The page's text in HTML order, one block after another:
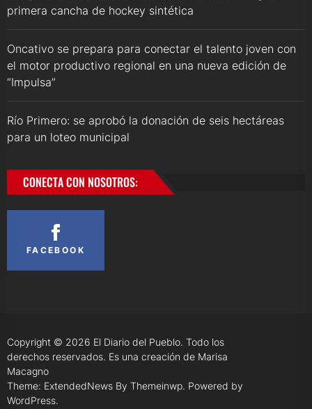
primera cancha de hockey sintética
Oncativo se prepara para conectar el talento joven con
el motor productivo regional en una nueva edición de
“Impulsa”
Río Primero: se aprobó la donación de seis hectáreas
para un loteo municipal
CONECTA CON NOSOTROS:
FACEBOOK
Copyright © 2026 El Diario del Pueblo. Todo los
derechos reservados. Es una creación de Marisa
Macagno
Theme: ExtendedNews By Themeinwp. Powered by
WordPress.